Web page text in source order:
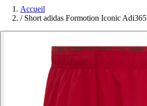
Accueil
/ Short adidas Formotion Iconic Adi365